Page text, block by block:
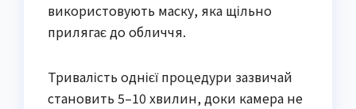
використовують маску, яка щільно
прилягає до обличчя.
Тривалість однієї процедури зазвичай
становить 5–10 хвилин, доки камера не